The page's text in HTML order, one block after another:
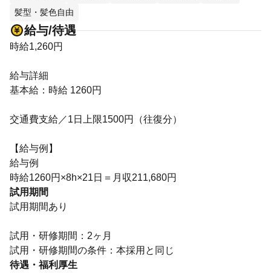
髪型・髪色自由
給与/待遇
時給1,260円
給与詳細
基本給：時給 1260円
交通費支給／1日上限1500円（往復分）
【給与例】
給与例
時給1260円×8h×21日＝月収211,680円
試用期間
試用期間あり
試用・研修期間：2ヶ月
待遇・福利厚生